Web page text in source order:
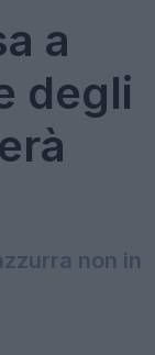
a
degli
non in